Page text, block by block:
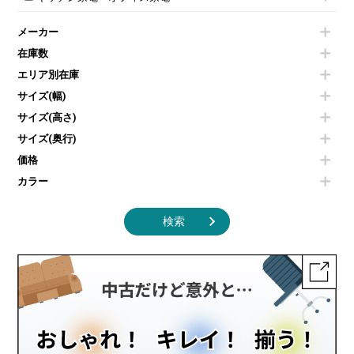
その他OA機器
コートハンガー・ポールハンガー
傘立て
食器棚・キッチンキャビネット
カタログスタンド
オフィスアクセサリーその他
ダイニングチェア
カウンターテーブル
センターテーブル・サイドテーブル
ベンチ・スツール
ソファ
シェルフ
ダストボックス（ゴミ箱）
インテリア家具その他
冷蔵庫・洗濯機
空気清浄機・加湿器
液晶テレビ・モニター類
エアコン
照明機器
掃除機
季節家電
メーカー
在庫数
エリア別在庫
サイズ(幅)
サイズ(高さ)
サイズ(奥行)
価格
カラー
検索